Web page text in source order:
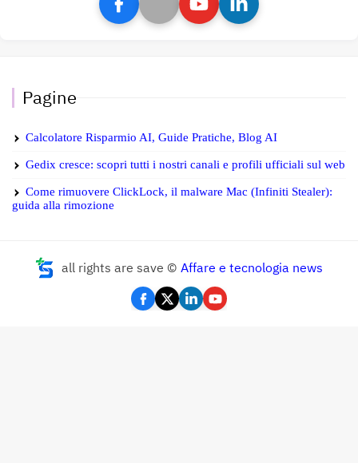
Pagine
Calcolatore Risparmio AI, Guide Pratiche, Blog AI
Gedix cresce: scopri tutti i nostri canali e profili ufficiali sul web
Come rimuovere ClickLock, il malware Mac (Infiniti Stealer):
guida alla rimozione
all rights are save © Affare e tecnologia news